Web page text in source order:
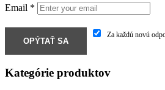
Email *
Za každú novú
Kategórie produktov